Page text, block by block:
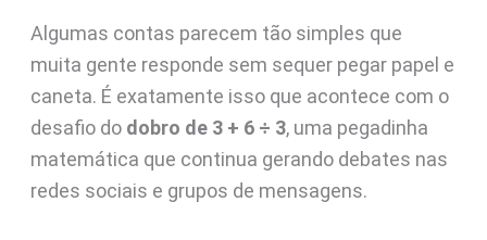
Algumas contas parecem tão simples que
muita gente responde sem sequer pegar papel e
caneta. É exatamente isso que acontece com o
desafio do dobro de 3 + 6 ÷ 3, uma pegadinha
matemática que continua gerando debates nas
redes sociais e grupos de mensagens.